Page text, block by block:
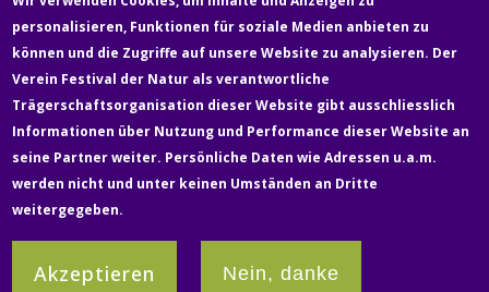
Fußzeile
Newsletter Über uns Kontakt Medien
Partner:innen
personalisieren, Funktionen für soziale Medien anbieten zu
können und die Zugriffe auf unsere Website zu analysieren. Der
Verein Festival der Natur als verantwortliche
Trägerschaftsorganisation dieser Website gibt ausschliesslich
Informationen über Nutzung und Performance dieser Website an
seine Partner weiter. Persönliche Daten wie Adressen u.a.m.
werden nicht und unter keinen Umständen an Dritte
weitergegeben.
Akzeptieren Nein, danke